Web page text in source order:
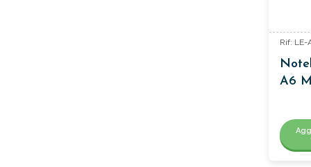
Rif: LE-
A6